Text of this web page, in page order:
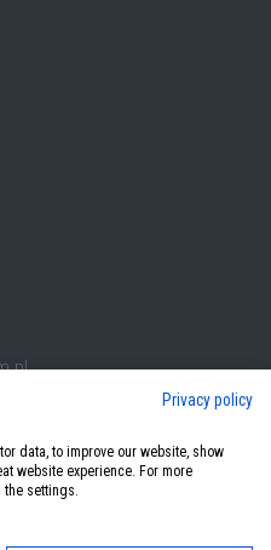
Privacy policy
data, to improve our website, show
website experience. For more
the settings.